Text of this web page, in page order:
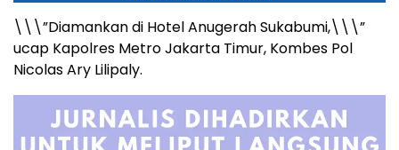
\\\”Diamankan di Hotel Anugerah Sukabumi,\\\”
ucap Kapolres Metro Jakarta Timur, Kombes Pol
Nicolas Ary Lilipaly.